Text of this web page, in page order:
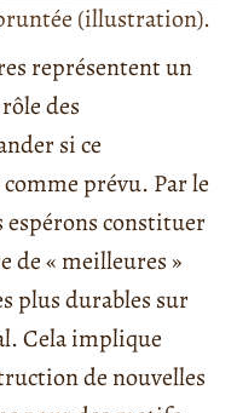
(illustration).
représentent un
des
si ce
prévu. Par le
espérons constituer
de « meilleures »
plus durables sur
Cela implique
de nouvelles